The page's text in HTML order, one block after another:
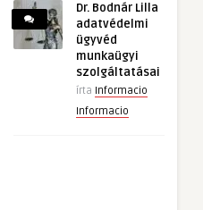
Dr. Bodnár Lilla
adatvédelmi
ügyvéd
munkaügyi
szolgáltatásai
írta
Informacio
Informacio